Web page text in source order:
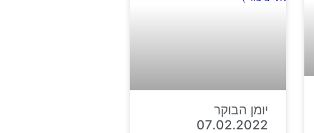
יומן הבוקר
07.02.2022